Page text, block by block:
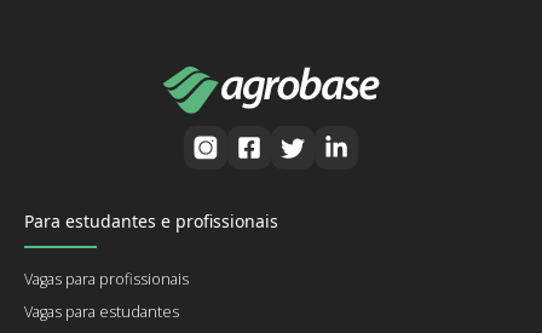
Para estudantes e profissionais
Vagas para profissionais
Vagas para estudantes